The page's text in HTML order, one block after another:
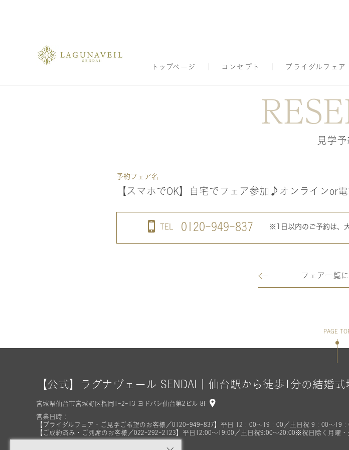
トップページ コンセプト ブライダルフェア
見学予
予約フェア名
【スマホでOK】自宅でフェア参加♪オンラインor
TEL 0120-949-837 ※1日以内のご予約は、
フェア一覧
PAGE
【公式】ラグナヴェール SENDAI｜仙台駅から徒歩1分の結婚式
宮城県仙台市宮城野区榴岡1-2-13 ヨドバシ仙台第2ビル 8F
営業日時：
【ブライダルフェア・ご見学ご希望のお客様／0120-949-837】平日 12：00～19：00／土日祝 9：00～19
【ご成約済み・ご列席のお客様／022-292-2123】平日12:00～19:00／土日祝9:00～20:00※祝日除く月曜・